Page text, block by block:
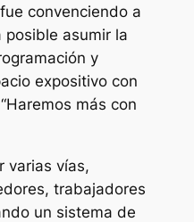
convenciendo a
posible asumir la
y
expositivo con
más con
varias vías,
trabajadores
un sistema de